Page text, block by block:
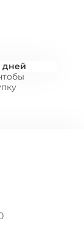
дней